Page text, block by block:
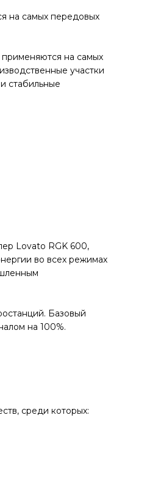
на самых передовых
применяются на самых
участки
стабильные
Lovato RGK 600,
во всех режимах
Базовый
на 100%.
среди которых: